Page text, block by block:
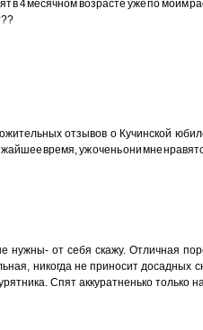
в 4 месячном возрасте уже по моим
отзывов о Кучинской
время, уж очень они мне
нужны- от себя скажу. Отличная
никогда не приносит досадных
Спят аккуратненько только